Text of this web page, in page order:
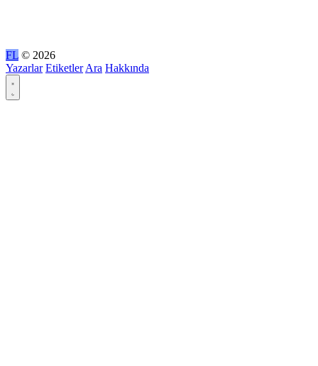
FL © 2026
Yazarlar Etiketler Ara Hakkında